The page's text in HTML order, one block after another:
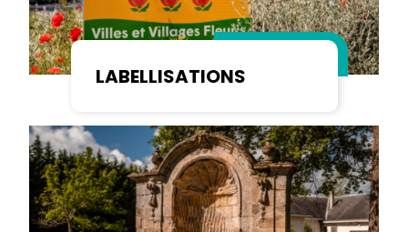
LABELLISATIONS